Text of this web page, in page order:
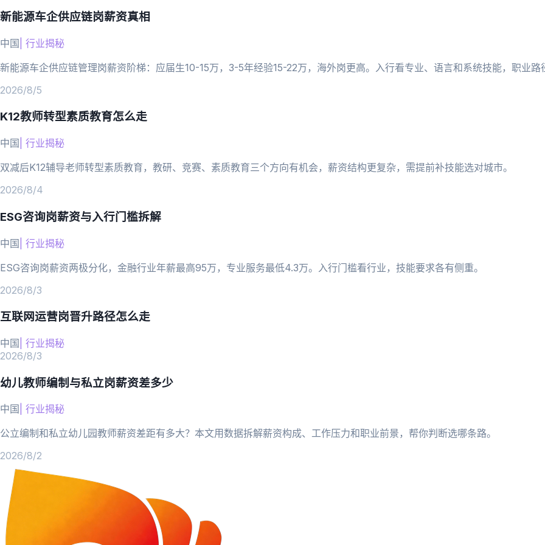
新能源车企供应链岗薪资真相
中国 行业揭秘
新能源车企供应链管理岗薪资阶梯：应届生10-15万，3-5年经验15-22万，海外岗更高。入行看专业、语言和系统技能，职业路
2026/8/5
K12教师转型素质教育怎么走
中国 行业揭秘
双减后K12辅导老师转型素质教育，教研、竞赛、素质教育三个方向有机会，薪资结构更复杂，需提前补技能选对城市。
2026/8/4
ESG咨询岗薪资与入行门槛拆解
中国 行业揭秘
ESG咨询岗薪资两极分化，金融行业年薪最高95万，专业服务最低4.3万。入行门槛看行业，技能要求各有侧重。
2026/8/3
互联网运营岗晋升路径怎么走
中国 行业揭秘
2026/8/3
幼儿教师编制与私立岗薪资差多少
中国 行业揭秘
公立编制和私立幼儿园教师薪资差距有多大？本文用数据拆解薪资构成、工作压力和职业前景，帮你判断选哪条路。
2026/8/2